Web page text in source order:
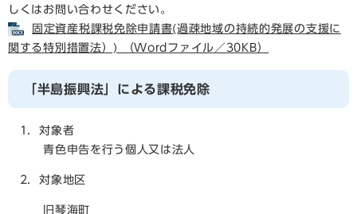
しくはお問い合わせください。
固定資産税課税免除申請書(過疎地域の持続的発展の支援に
関する特別措置法）) （Wordファイル／30KB）
「半島振興法」による課税免除
1．対象者
​ 青色申告を行う個人又は法人
2．対象地区
旧琴海町